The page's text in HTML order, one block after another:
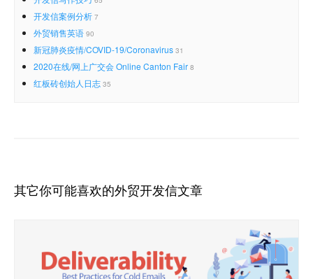
开发信案例分析 7
外贸销售英语 90
新冠肺炎疫情/COVID-19/Coronavirus 31
2020在线/网上广交会 Online Canton Fair 8
红板砖创始人日志 35
其它你可能喜欢的外贸开发信文章